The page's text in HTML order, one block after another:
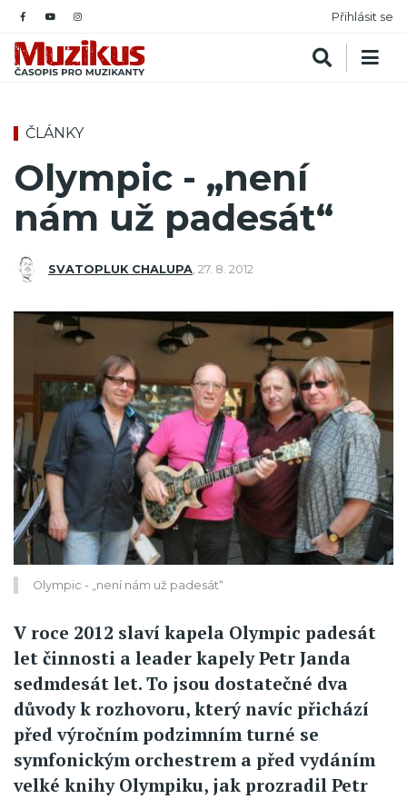
Přihlásit se
ČLÁNKY
Olympic - „není
nám už padesát“
SVATOPLUK CHALUPA 27. 8. 2012
Olympic - „není nám už padesát“
V roce 2012 slaví kapela Olympic padesát
let činnosti a leader kapely Petr Janda
sedmdesát let. To jsou dostatečné dva
důvody k rozhovoru, který navíc přichází
před výročním podzimním turné se
symfonickým orchestrem a před vydáním
velké knihy Olympiku, jak prozradil Petr